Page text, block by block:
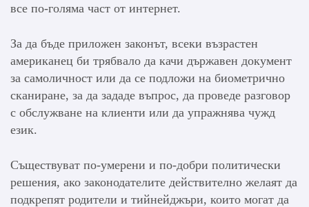
все по-голяма част от интернет.
За да бъде приложен законът, всеки възрастен
американец би трябвало да качи държавен документ
за самоличност или да се подложи на биометрично
сканиране, за да зададе въпрос, да проведе разговор
с обслужване на клиенти или да упражнява чужд
език.
Съществуват по-умерени и по-добри политически
решения, ако законодателите действително желаят да
подкрепят родители и тийнейджъри, които могат да